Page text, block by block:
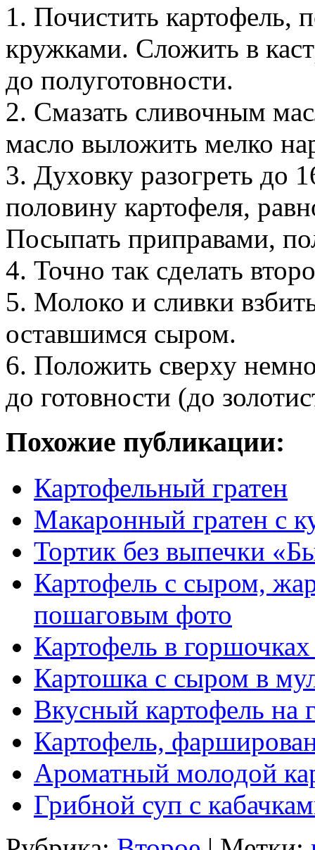
1. Почистить картофель,
кружками. Сложить в
до полуготовности.
2. Смазать сливочным
масло выложить мелко
3. Духовку разогреть до
половину картофеля,
Посыпать приправами,
4. Точно так сделать
5. Молоко и сливки
оставшимся сыром.
6. Положить сверху
до готовности (до
Похожие публикации:
Картофельный гратен
Макаронный гратен с
Тортик без выпечки
Картофель с сыром,
пошаговым фото
Картофель в
Картошка с сыром в
Вкусный картофель на
Картофель,
Ароматный молодой
Грибной суп с